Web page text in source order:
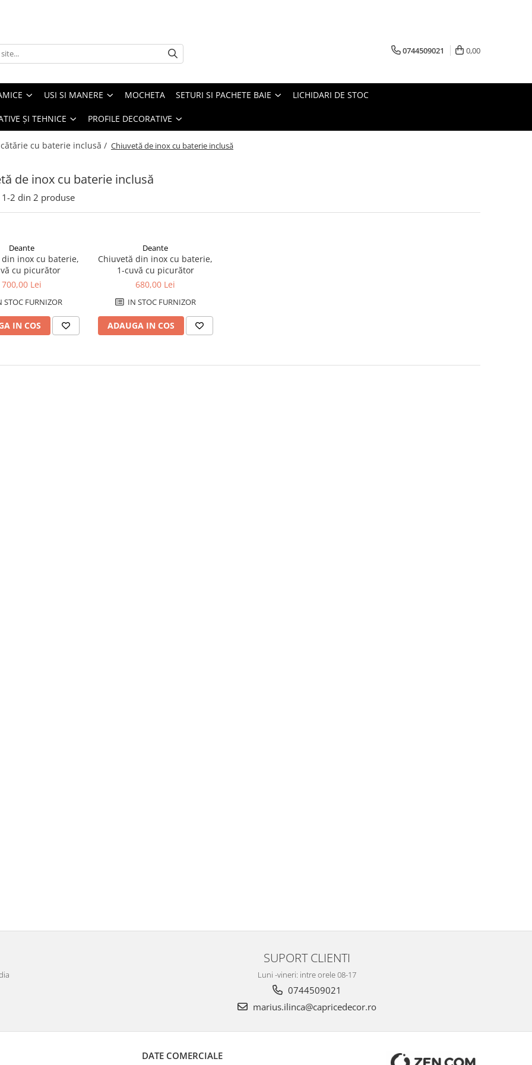
0744509021 0,00
USI SI MANERE MOCHETA SETURI SI PACHETE BAIE LICHIDARI DE STOC
ȘI TEHNICE PROFILE DECORATIVE
cu baterie inclusă / Chiuvetă de inox cu baterie inclusă
de inox cu baterie inclusă
1-2 din 2 produse
Deante
din inox cu baterie,
cu picurător
700,00 Lei
STOC FURNIZOR
IN COS
Deante
Chiuvetă din inox cu baterie,
1-cuvă cu picurător
680,00 Lei
IN STOC FURNIZOR
ADAUGA IN COS
SUPORT CLIENTI
Luni -vineri: intre orele 08-17
0744509021
marius.ilinca@capricedecor.ro
DATE COMERCIALE